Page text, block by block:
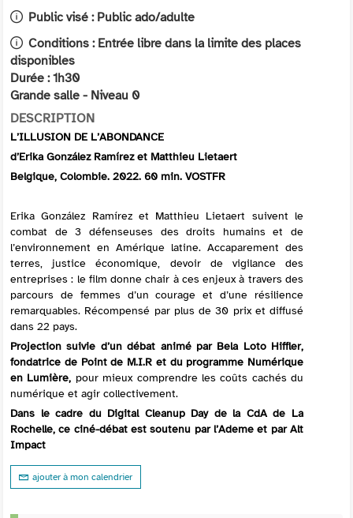
Public visé : Public ado/adulte
Conditions : Entrée libre dans la limite des places
disponibles
Durée : 1h30
Grande salle - Niveau 0
DESCRIPTION
L’ILLUSION DE L’ABONDANCE
d’Erika González Ramírez et Matthieu Lietaert
Belgique, Colombie. 2022. 60 min. VOSTFR
Erika González Ramírez et Matthieu Lietaert suivent le
combat de 3 défenseuses des droits humains et de
l’environnement en Amérique latine. Accaparement des
terres, justice économique, devoir de vigilance des
entreprises : le film donne chair à ces enjeux à travers des
parcours de femmes d’un courage et d’une résilience
remarquables. Récompensé par plus de 30 prix et diffusé
dans 22 pays.
Projection suivie d’un débat animé par Bela Loto Hiffler,
fondatrice de Point de M.I.R et du programme Numérique
en Lumière, pour mieux comprendre les coûts cachés du
numérique et agir collectivement.
Dans le cadre du Digital Cleanup Day de la CdA de La
Rochelle, ce ciné-débat est soutenu par l’Ademe et par Alt
Impact
ajouter à mon calendrier